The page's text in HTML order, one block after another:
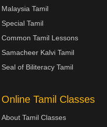
Malaysia Tamil
Special Tamil
Common Tamil Lessons
Samacheer Kalvi Tamil
Seal of Biliteracy Tamil
Online Tamil Classes
About Tamil Classes